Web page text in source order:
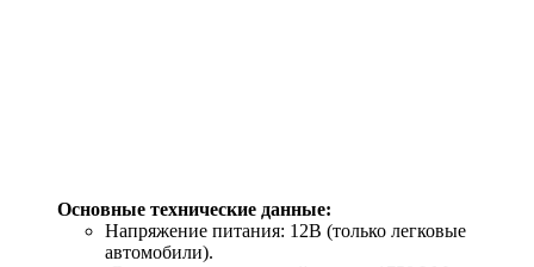
Основные технические данные:
Напряжение питания: 12В (только легковые
автомобили).